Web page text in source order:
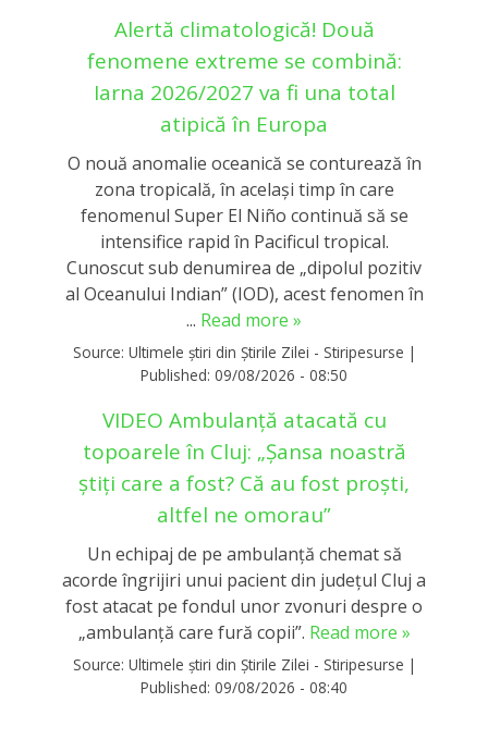
Alertă climatologică! Două
fenomene extreme se combină:
Iarna 2026/2027 va fi una total
atipică în Europa
O nouă anomalie oceanică se conturează în
zona tropicală, în același timp în care
fenomenul Super El Niño continuă să se
intensifice rapid în Pacificul tropical.
Cunoscut sub denumirea de „dipolul pozitiv
al Oceanului Indian” (IOD), acest fenomen în
... Read more »
Source: Ultimele știri din Știrile Zilei - Stiripesurse |
Published: 09/08/2026 - 08:50
VIDEO Ambulanță atacată cu
topoarele în Cluj: „Șansa noastră
știți care a fost? Că au fost proști,
altfel ne omorau”
Un echipaj de pe ambulanță chemat să
acorde îngrijiri unui pacient din județul Cluj a
fost atacat pe fondul unor zvonuri despre o
„ambulanţă care fură copii”. Read more »
Source: Ultimele știri din Știrile Zilei - Stiripesurse |
Published: 09/08/2026 - 08:40